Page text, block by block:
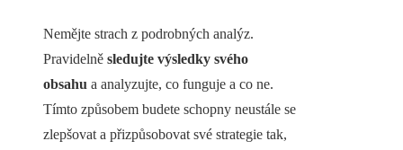
Nemějte strach z podrobných analýz.
Pravidelně sledujte výsledky svého
obsahu a analyzujte, co funguje a co ne.
Tímto způsobem budete schopny neustále se
zlepšovat a přizpůsobovat své strategie tak,